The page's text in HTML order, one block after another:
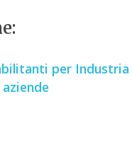
per Industria